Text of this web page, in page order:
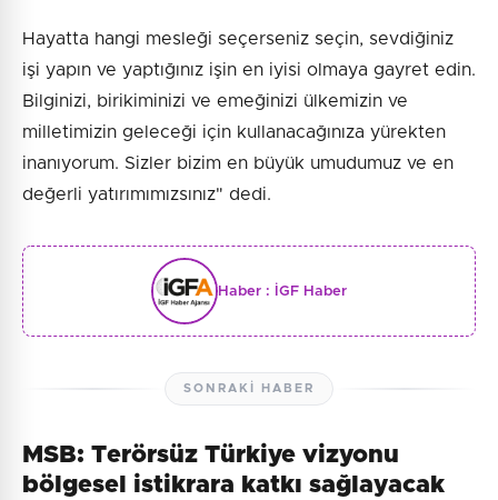
Hayatta hangi mesleği seçerseniz seçin, sevdiğiniz
işi yapın ve yaptığınız işin en iyisi olmaya gayret edin.
Bilginizi, birikiminizi ve emeğinizi ülkemizin ve
milletimizin geleceği için kullanacağınıza yürekten
inanıyorum. Sizler bizim en büyük umudumuz ve en
değerli yatırımımızsınız" dedi.
Haber : İGF Haber
SONRAKI HABER
MSB: Terörsüz Türkiye vizyonu
bölgesel istikrara katkı sağlayacak